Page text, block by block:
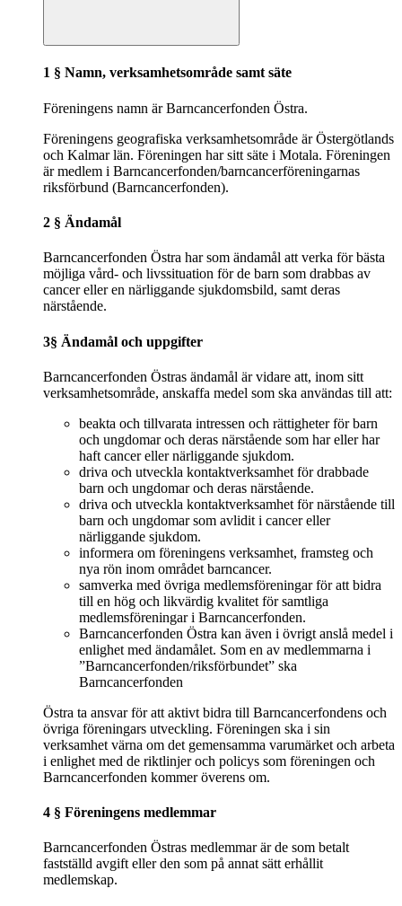
1 § Namn, verksamhetsområde samt säte
Föreningens namn är Barncancerfonden Östra.
Föreningens geografiska verksamhetsområde är Östergötlands
och Kalmar län. Föreningen har sitt säte i Motala. Föreningen
är medlem i Barncancerfonden/barncancerföreningarnas
riksförbund (Barncancerfonden).
2 § Ändamål
Barncancerfonden Östra har som ändamål att verka för bästa
möjliga vård- och livssituation för de barn som drabbas av
cancer eller en närliggande sjukdomsbild, samt deras
närstående.
3§ Ändamål och uppgifter
Barncancerfonden Östras ändamål är vidare att, inom sitt
verksamhetsområde, anskaffa medel som ska användas till att:
beakta och tillvarata intressen och rättigheter för barn
och ungdomar och deras närstående som har eller har
haft cancer eller närliggande sjukdom.
driva och utveckla kontaktverksamhet för drabbade
barn och ungdomar och deras närstående.
driva och utveckla kontaktverksamhet för närstående till
barn och ungdomar som avlidit i cancer eller
närliggande sjukdom.
informera om föreningens verksamhet, framsteg och
nya rön inom området barncancer.
samverka med övriga medlemsföreningar för att bidra
till en hög och likvärdig kvalitet för samtliga
medlemsföreningar i Barncancerfonden.
Barncancerfonden Östra kan även i övrigt anslå medel i
enlighet med ändamålet. Som en av medlemmarna i
”Barncancerfonden/riksförbundet” ska
Barncancerfonden
Östra ta ansvar för att aktivt bidra till Barncancerfondens och
övriga föreningars utveckling. Föreningen ska i sin
verksamhet värna om det gemensamma varumärket och arbeta
i enlighet med de riktlinjer och policys som föreningen och
Barncancerfonden kommer överens om.
4 § Föreningens medlemmar
Barncancerfonden Östras medlemmar är de som betalt
fastställd avgift eller den som på annat sätt erhållit
medlemskap.